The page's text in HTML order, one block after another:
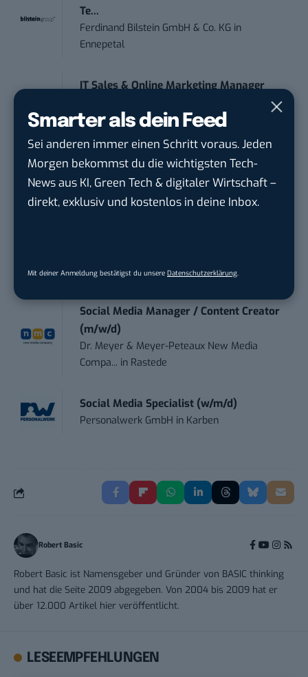
Smarter als dein Feed
Sei anderen immer einen Schritt voraus. Jeden
Morgen bekommst du die wichtigsten Tech-
News aus KI, Green Tech & digitaler Wirtschaft –
direkt, exklusiv und kostenlos in deine Inbox.
Mit deiner Anmeldung bestätigst du unsere Datenschutzerklärung.
Te...
Ferdinand Bilstein GmbH & Co. KG in
Ennepetal
IT Sales & Online Marketing Manager
Instaffo GmbHinKarlsruhe
Marketing Manager – Content
Marketing /...
Acura Fachklinik GmbH in Albstadt
Wasserfac...inBonn
Social Media Manager / Content Creator
(m/w/d)
Dr. Meyer & Meyer-Peteaux New Media
Compa... in Rastede
Social Media Specialist (w/m/d)
Personalwerk GmbH in Karben
Robert Basic
Robert Basic ist Namensgeber und Gründer von BASIC thinking
und hat die Seite 2009 abgegeben. Von 2004 bis 2009 hat er
über 12.000 Artikel hier veröffentlicht.
LESEEMPFEHLUNGEN